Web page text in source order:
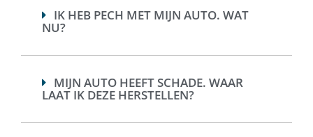
IK HEB PECH MET MIJN AUTO. WAT
NU?
MIJN AUTO HEEFT SCHADE. WAAR
LAAT IK DEZE HERSTELLEN?